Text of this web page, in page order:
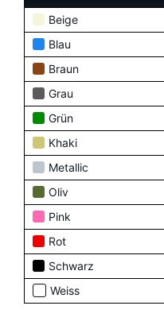
Beige
Blau
Braun
Grau
Grün
Khaki
Metallic
Oliv
Pink
Rot
Schwarz
Weiss